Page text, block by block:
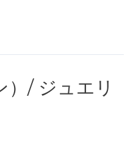
/ ジュエリ